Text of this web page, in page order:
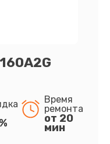
Время
ремонта
от 20
мин